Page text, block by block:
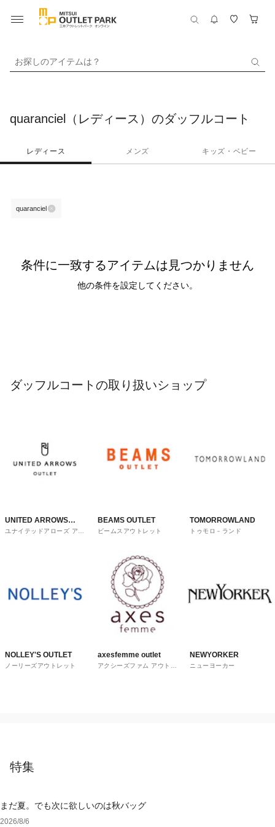
お探しのアイテムは？
quaranciel（レディース）のダッフルコート
レディース メンズ キッズ・ベビー
quaranciel
条件に一致するアイテムは見つかりません
他の条件を設定してください。
ダッフルコートの取り扱いショップ
UNITED ARROWS
OUTLET
ユナイテッドアローズ アウ
BEAMS OUTLET
ビームスアウトレット
TOMORROWLAND
トゥモロ－ランド
NOLLEY'S OUTLET
ノーリーズアウトレット
axesfemme outlet
アクシーズファム アウトレ
NEWYORKER
ニューヨーカー
特集
まだ夏。でも次に欲しいのは秋バッグ
2026/8/6